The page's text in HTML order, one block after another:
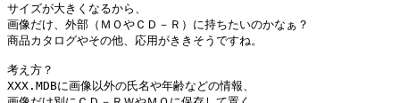
サイズが大きくなるから、
画像だけ、外部（ＭＯやＣＤ－Ｒ）に持ちたいのかなぁ？
商品カタログやその他、応用がききそうですね。
考え方？
XXX.MDBに画像以外の氏名や年齢などの情報、